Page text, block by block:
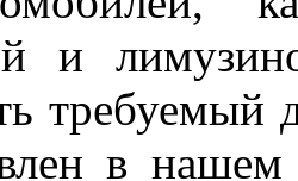
и
требуемый
в